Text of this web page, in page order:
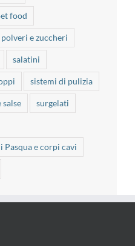
food
polveri e zuccheri
salatini
sistemi di pulizia
salse surgelati
Pasqua e corpi cavi